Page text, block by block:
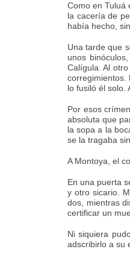
Como en Tuluá
la cacería de
había hecho,
Una tarde que
unos
Calígula. Al
corregimientos.
lo fusiló él solo.
Por esos
absoluta que
la sopa a la
se la tragaba
A Montoya, el
En una puerta
y otro sicario.
dos, mientras
certificar un
Ni siquiera
adscribirlo a su